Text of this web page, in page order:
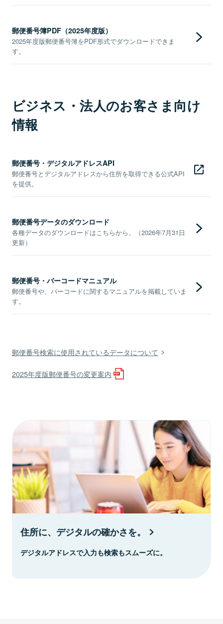
郵便番号簿PDF（2025年度版）
2025年度版郵便番号簿をPDF形式でダウンロードできま
す。
ビジネス・法人のお客さま向け
情報
郵便番号・デジタルアドレスAPI
郵便番号とデジタルアドレスから住所を取得できる公式API
を提供。
郵便番号データのダウンロード
各種データのダウンロードはこちらから。（2026年7月31日
更新）
郵便番号・バーコードマニュアル
郵便番号や、バーコードに関するマニュアルを掲載していま
す。
郵便番号検索に使用されているデータについて
2025年度版郵便番号の変更案内
住所に、デジタルの確かさを。
デジタルアドレスで入力も検索もスムーズに。